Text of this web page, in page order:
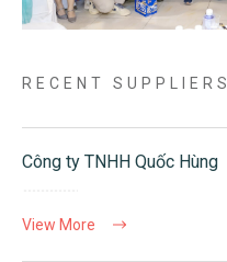
RECENT SUPPLIERS
Công ty TNHH Quốc Hùng
View More